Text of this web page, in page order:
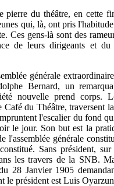
pierre du théâtre, en cette
qui, là, ont pris
Ces gens-là sont des
de leurs dirigeants et du
générale
Bernard, un
nouvelle prend corps.
du Théâtre, traversent
l'escalier du fond
le jour. Son but est la
l'assemblée générale
Sans président,
les travers de la SNB.
28 Janvier 1905
le président est Luis